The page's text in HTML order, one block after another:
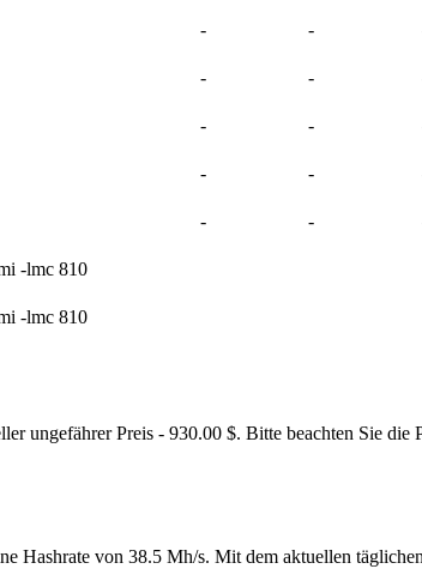
- -
- -
- -
- -
- -
-lmc 810
-lmc 810
Preis - 930.00 $. Bitte beachten Sie die
von 38.5 Mh/s. Mit dem aktuellen